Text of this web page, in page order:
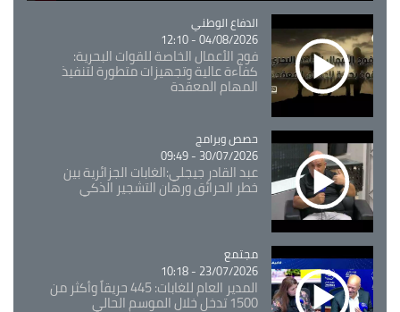
Catégorie
الدفاع الوطني
04/08/2026 - 12:10
فوج الأعمال الخاصة للقوات البحرية:
كفاءة عالية وتجهيزات متطورة لتنفيذ
المهام المعقدة
Catégorie
حصص وبرامج
30/07/2026 - 09:49
عبد القادر جيجلي:الغابات الجزائرية بين
خطر الحرائق ورهان التشجير الذكي
Catégorie
مجتمع
23/07/2026 - 10:18
المدير العام للغابات: 445 حريقاً وأكثر من
1500 تدخل خلال الموسم الحالي